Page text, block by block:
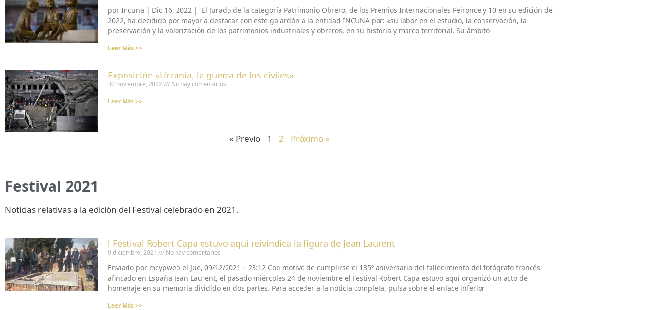
por Incuna | Dic 16, 2022 | El Jurado de la categoría Patrimonio Obrero, de los Premios Internacionales Peironcely 10 en su edición de
2022, ha decidido por mayoría destacar con este galardón a la entidad INCUNA por: «su labor en el estudio, la conservación, la
preservación y la valorización de los patrimonios industriales y obreros, en su historia y marco territorial. Su ámbito
Leer Más >>
Exposición «Ucrania, la guerra de los civiles»
30 noviembre, 2022 No hay comentarios
Leer Más >>
« Previo 1 2 Próximo »
Festival 2021
Noticias relativas a la edición del Festival celebrado en 2021.
l Festival Robert Capa estuvo aquí reivindica la figura de Jean Laurent
9 diciembre, 2021 No hay comentarios
Enviado por mcypweb el Jue, 09/12/2021 – 23:12 Con motivo de cumplirse el 135º aniversario del fallecimiento del fotógrafo francés
afincado en España Jean Laurent, el pasado miércoles 24 de noviembre el Festival Robert Capa estuvo aquí organizó un acto de
homenaje en su memoria dividido en dos partes. Para acceder a la noticia completa, pulsa sobre el enlace inferior
Leer Más >>